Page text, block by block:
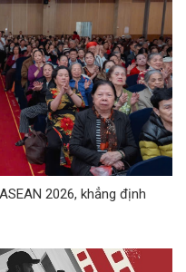
2026, khẳng định